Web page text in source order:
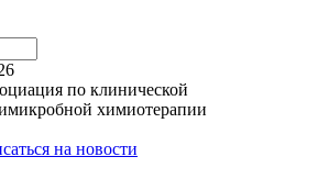
по клинической
химиотерапии
на новости